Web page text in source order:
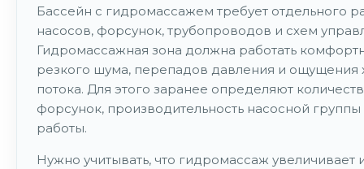
Бассейн с гидромассажем требует отдельного
насосов, форсунок, трубопроводов и схем
Гидромассажная зона должна работать
резкого шума, перепадов давления и ощущения
потока. Для этого заранее определяют
форсунок, производительность насосной
работы.
Нужно учитывать, что гидромассаж увеличивает